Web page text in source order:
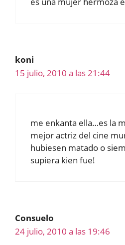
koni
15 julio, 2010 a las 21:44
me enkanta ella…es la
mejor actriz del cine
hubiesen matado o
supiera kien fue!
Consuelo
24 julio, 2010 a las 19:46